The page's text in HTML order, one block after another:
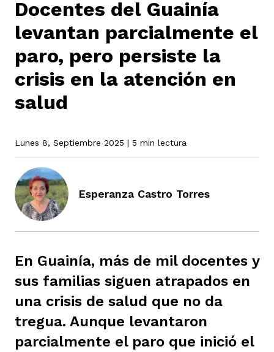
Docentes del Guainía
levantan parcialmente el
paro, pero persiste la
crisis en la atención en
salud
Lunes 8, Septiembre 2025 | 5 min lectura
Esperanza Castro Torres
En Guainía, más de mil docentes y
sus familias siguen atrapados en
una crisis de salud que no da
tregua. Aunque levantaron
parcialmente el paro que inició el
Codazzi
Consonante
fórmula
principios
periodistas locales